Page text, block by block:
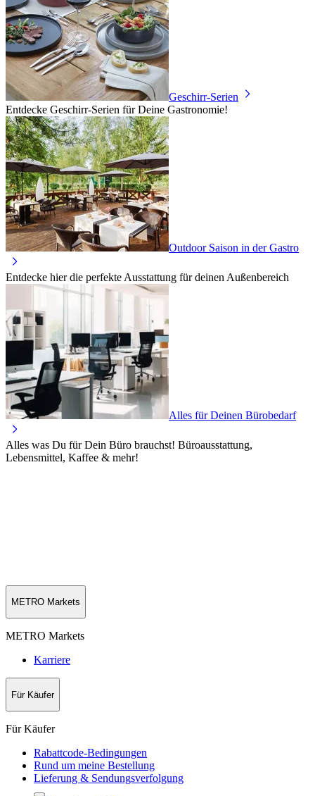
Geschirr-Serien
Entdecke Geschirr-Serien für Deine Gastronomie!
Outdoor Saison in der Gastro
Entdecke hier die perfekte Ausstattung für deinen Außenbereich
Alles für Deinen Bürobedarf
Alles was Du für Dein Büro brauchst! Büroausstattung,
Lebensmittel, Kaffee & mehr!
METRO Markets
METRO Markets
Karriere
Für Käufer
Für Käufer
Rabattcode-Bedingungen
Rund um meine Bestellung
Lieferung & Sendungsverfolgung